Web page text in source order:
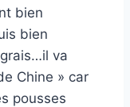
bien
bien
va
Chine » car
pousses